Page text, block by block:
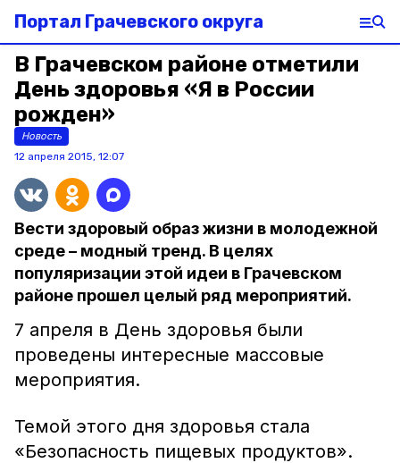
Портал Грачевского округа
В Грачевском районе отметили
День здоровья «Я в России
рожден»
Новость
12 апреля 2015, 12:07
Вести здоровый образ жизни в молодежной
среде – модный тренд. В целях
популяризации этой идеи в Грачевском
районе прошел целый ряд мероприятий.
7 апреля в День здоровья были
проведены интересные массовые
мероприятия.
Темой этого дня здоровья стала
«Безопасность пищевых продуктов».